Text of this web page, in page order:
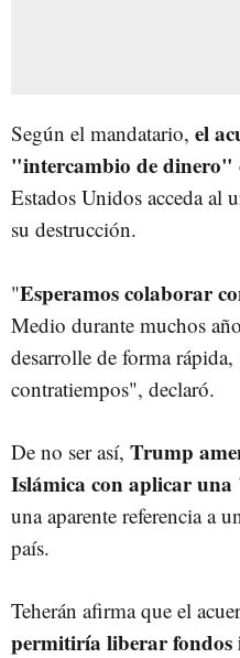
Según el mandatario, el
"intercambio de dinero"
Estados Unidos acceda al
su destrucción.
"Esperamos colaborar
Medio durante muchos
desarrolle de forma
contratiempos", declaró.
De no ser así, Trump
Islámica con aplicar
una aparente referencia a
país.
Teherán afirma que el
permitiría liberar fondos